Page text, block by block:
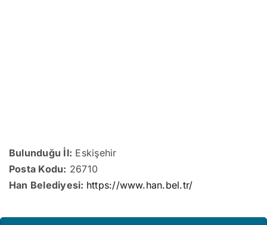
Bulunduğu İl: Eskişehir
Posta Kodu: 26710
Han Belediyesi: https://www.han.bel.tr/